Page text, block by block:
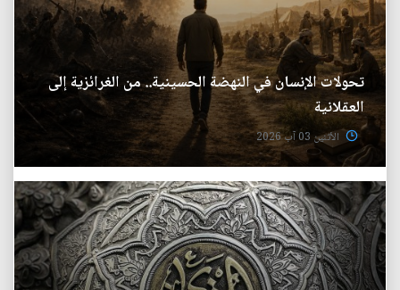
تحولات الإنسان في النهضة الحسينية.. من الغرائزية إلى
العقلانية
الأثنين 03 آب 2026